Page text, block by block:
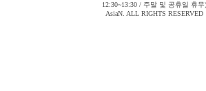
12:30~13:30 / 주말 및 공휴일 휴무)
AsiaN. ALL RIGHTS RESERVED